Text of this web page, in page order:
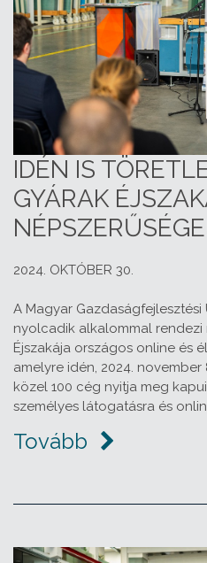
IDÉN IS
GYÁRAK
2024. OKTÓBER 30.
A Magyar
nyolcadik alkalommal rendezi
Éjszakája országos online és
amelyre idén, 2024.
közel 100 cég nyitja meg
személyes látogatásra és
Tovább